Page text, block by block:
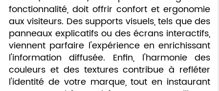
fonctionnalité, doit offrir confort et ergonomie
aux visiteurs. Des supports visuels, tels que des
panneaux explicatifs ou des écrans interactifs,
viennent parfaire l'expérience en enrichissant
l'information diffusée. Enfin, l'harmonie des
couleurs et des textures contribue à refléter
l'identité de votre marque, tout en instaurant